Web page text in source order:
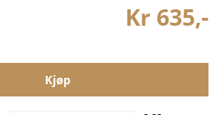
Kr 635,-
Kjøp